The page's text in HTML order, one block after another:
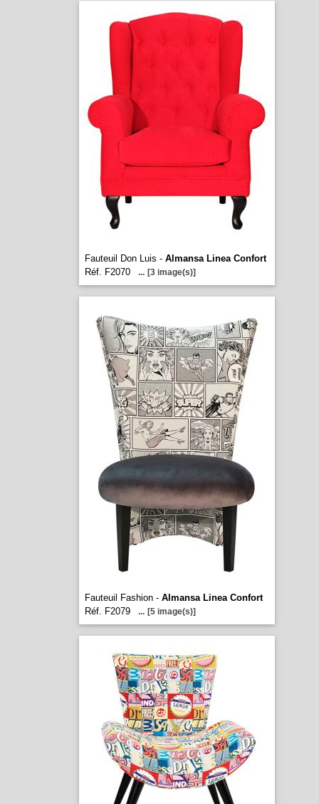
Fauteuil Don Luis - Almansa Linea Confort
Réf. F2070
... [3 image(s)]
Fauteuil Fashion - Almansa Linea Confort
Réf. F2079
... [5 image(s)]